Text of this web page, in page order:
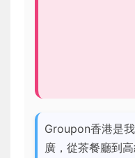
Groupon香港是
廣，從茶餐廳到